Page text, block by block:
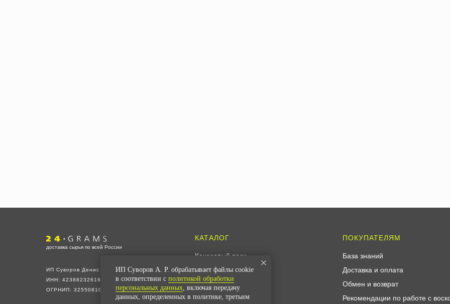
КАТАЛОГ
Кокосовый воск
Соевый воск
Все для диффузоров
Все для свечеварения
ПОКУПАТЕЛЯМ
База знаний
Доставка и оплата
Обмен и возврат
Рекомендации по работе с
доставка сырья по всей России
ИП Суворов Денис Петрович
ИНН: 423882326168
ОГРНИП: 325508100543581
ИП Суворов А. Р. обрабатывает файлы cookie
в соответствии с политикой обработки
персональных данных, включая передачу
данных, определенных в политике, третьим